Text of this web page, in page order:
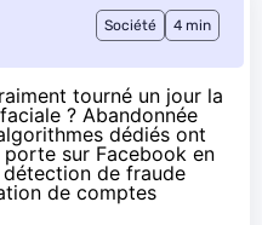
Société 4 min
tourné un jour la
? Abandonnée
dédiés ont
sur Facebook en
de fraude
de comptes